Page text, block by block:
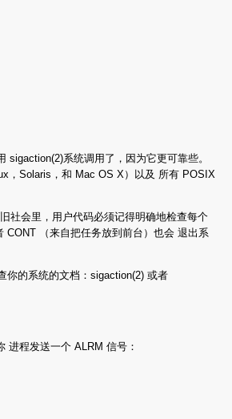
系统调用了，因为它更可靠些。
，Solaris，和 Mac OS X）以及 所有 POSIX
社会里，用户代码必须记得明确地检查每个
（来自把任务放到前台）也会 退出系
你的系统的文档：sigaction(2) 或者
进程发送一个 ALRM 信号：